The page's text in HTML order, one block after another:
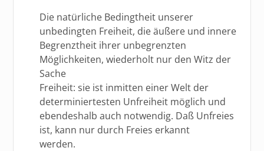
Die natürliche Bedingtheit unserer
unbedingten Freiheit, die äußere und innere
Begrenztheit ihrer unbegrenzten
Möglichkeiten, wiederholt nur den Witz der
Sache
Freiheit: sie ist inmitten einer Welt der
determiniertesten Unfreiheit möglich und
ebendeshalb auch notwendig. Daß Unfreies
ist, kann nur durch Freies erkannt
werden.